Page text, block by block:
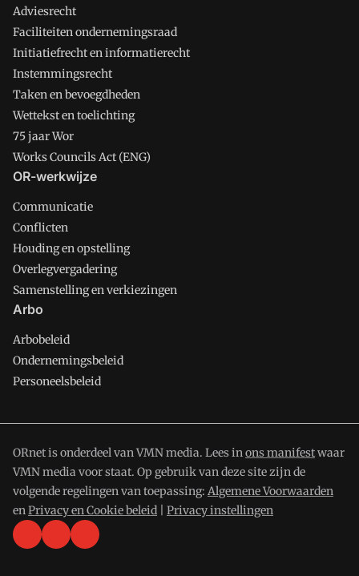
Adviesrecht
Faciliteiten ondernemingsraad
Initiatiefrecht en informatierecht
Instemmingsrecht
Taken en bevoegdheden
Wettekst en toelichting
75 jaar Wor
Works Councils Act (ENG)
OR-werkwijze
Communicatie
Conflicten
Houding en opstelling
Overlegvergadering
Samenstelling en verkiezingen
Arbo
Arbobeleid
Ondernemingsbeleid
Personeelsbeleid
ORnet is onderdeel van VMN media. Lees inons manifestwaar
VMN media voor staat. Op gebruik van deze site zijn de
volgende regelingen van toepassing: Algemene Voorwaarden
enPrivacy en Cookie beleid Privacy instellingen